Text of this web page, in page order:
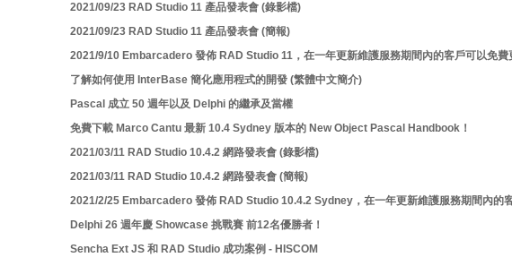
2021/09/23 RAD Studio 11 產品發表會 (錄影檔)
2021/09/23 RAD Studio 11 產品發表會 (簡報)
2021/9/10 Embarcadero 發佈 RAD Studio 11，在一年更新維護服務期間內的客戶可以免費
了解如何使用 InterBase 簡化應用程式的開發 (繁體中文簡介)
Pascal 成立 50 週年以及 Delphi 的繼承及當權
免費下載 Marco Cantu 最新 10.4 Sydney 版本的 New Object Pascal Handbook！
2021/03/11 RAD Studio 10.4.2 網路發表會 (錄影檔)
2021/03/11 RAD Studio 10.4.2 網路發表會 (簡報)
2021/2/25 Embarcadero 發佈 RAD Studio 10.4.2 Sydney，在一年更新維護服務期間內的客
Delphi 26 週年慶 Showcase 挑戰賽 前12名優勝者！
Sencha Ext JS 和 RAD Studio 成功案例 - HISCOM